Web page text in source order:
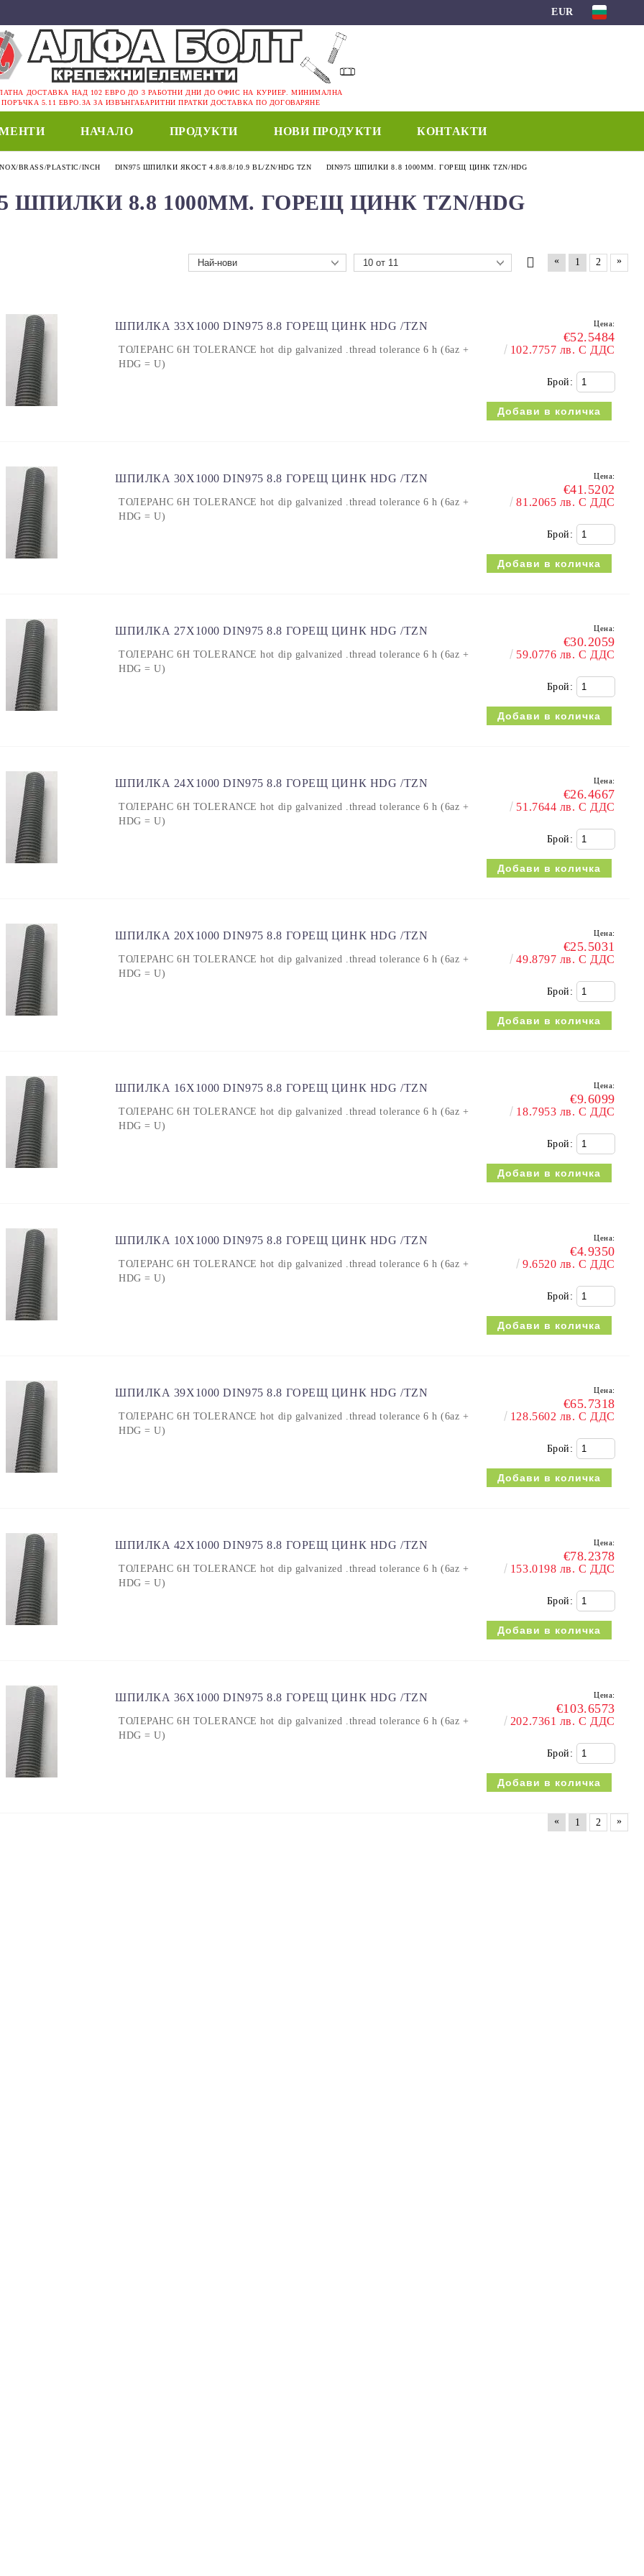
EUR
ДОСТАВКА НАД 102 ЕВРО ДО 3 РАБОТНИ ДНИ ДО ОФИС НА КУРИЕР. МИНИМАЛНА
ПОРЪЧКА 5.11 ЕВРО.ЗА ЗА ИЗВЪНГАБАРИТНИ ПРАТКИ ДОСТАВКА ПО ДОГОВАРЯНЕ
НАЧАЛО ПРОДУКТИ НОВИ ПРОДУКТИ КОНТАКТИ
BRASS/PLASTIC/INCH DIN975 ШПИЛКИ ЯКОСТ 4.8/8.8/10.9 BL/ZN/HDG TZN DIN975 ШПИЛКИ 8.8 1000MM. ГОРЕЩ ЦИНК TZN/HDG
ШПИЛКИ 8.8 1000MM. ГОРЕЩ ЦИНК TZN/HDG
« 1 2 »
ШПИЛКА 33X1000 DIN975 8.8 ГОРЕЩ ЦИНК HDG /TZN
ТОЛЕРАНС 6H TOLERANCE hot dip galvanized .thread tolerance 6 h (6az +
HDG = U)
Цена:
€52.5484
102.7757 лв. С ДДС
Брой:
ШПИЛКА 30X1000 DIN975 8.8 ГОРЕЩ ЦИНК HDG /TZN
ТОЛЕРАНС 6H TOLERANCE hot dip galvanized .thread tolerance 6 h (6az +
HDG = U)
Цена:
€41.5202
81.2065 лв. С ДДС
Брой:
ШПИЛКА 27X1000 DIN975 8.8 ГОРЕЩ ЦИНК HDG /TZN
ТОЛЕРАНС 6H TOLERANCE hot dip galvanized .thread tolerance 6 h (6az +
HDG = U)
Цена:
€30.2059
59.0776 лв. С ДДС
Брой:
ШПИЛКА 24X1000 DIN975 8.8 ГОРЕЩ ЦИНК HDG /TZN
ТОЛЕРАНС 6H TOLERANCE hot dip galvanized .thread tolerance 6 h (6az +
HDG = U)
Цена:
€26.4667
51.7644 лв. С ДДС
Брой:
ШПИЛКА 20X1000 DIN975 8.8 ГОРЕЩ ЦИНК HDG /TZN
ТОЛЕРАНС 6H TOLERANCE hot dip galvanized .thread tolerance 6 h (6az +
HDG = U)
Цена:
€25.5031
49.8797 лв. С ДДС
Брой:
ШПИЛКА 16X1000 DIN975 8.8 ГОРЕЩ ЦИНК HDG /TZN
ТОЛЕРАНС 6H TOLERANCE hot dip galvanized .thread tolerance 6 h (6az +
HDG = U)
Цена:
€9.6099
18.7953 лв. С ДДС
Брой:
ШПИЛКА 10X1000 DIN975 8.8 ГОРЕЩ ЦИНК HDG /TZN
ТОЛЕРАНС 6H TOLERANCE hot dip galvanized .thread tolerance 6 h (6az +
HDG = U)
Цена:
€4.9350
9.6520 лв. С ДДС
Брой:
ШПИЛКА 39X1000 DIN975 8.8 ГОРЕЩ ЦИНК HDG /TZN
ТОЛЕРАНС 6H TOLERANCE hot dip galvanized .thread tolerance 6 h (6az +
HDG = U)
Цена:
€65.7318
128.5602 лв. С ДДС
Брой:
ШПИЛКА 42X1000 DIN975 8.8 ГОРЕЩ ЦИНК HDG /TZN
ТОЛЕРАНС 6H TOLERANCE hot dip galvanized .thread tolerance 6 h (6az +
HDG = U)
Цена:
€78.2378
153.0198 лв. С ДДС
Брой:
ШПИЛКА 36X1000 DIN975 8.8 ГОРЕЩ ЦИНК HDG /TZN
ТОЛЕРАНС 6H TOLERANCE hot dip galvanized .thread tolerance 6 h (6az +
HDG = U)
Цена:
€103.6573
202.7361 лв. С ДДС
Брой:
« 1 2 »